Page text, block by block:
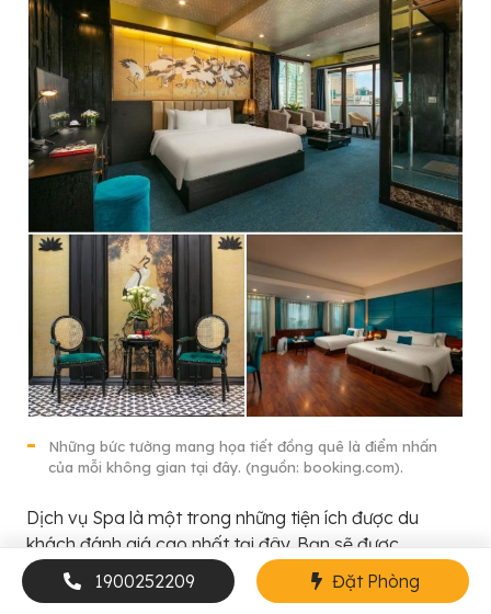
Những bức tường mang họa tiết đồng quê là điểm nhấn
của mỗi không gian tại đây. (nguồn: booking.com).
Dịch vụ Spa là một trong những tiện ích được du
khách đánh giá cao nhất tại đây. Bạn sẽ được
massage đầu, massage toàn thân,… và chăm sóc
sức khỏe theo nhiều liệu trình hiện đại và chuyên
1900252209 Đặt Phòng